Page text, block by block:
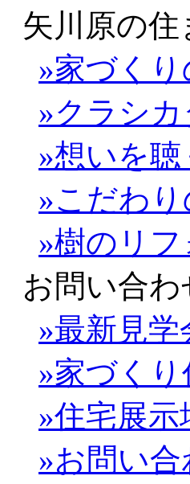
矢川原の住
»家づくり
»クラシ
»想いを聴
»こだわり
»樹のリフ
お問い合わ
»最新見
»家づく
»住宅展示
»お問い合